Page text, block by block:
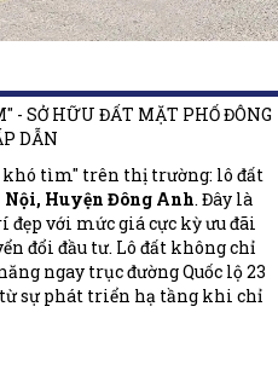
- SỞ HỮU ĐẤT MẶT PHỐ ĐÔNG
DẪN
tìm" trên thị trường: lô đất
Nội, Huyện Đông Anh. Đây là
đẹp với mức giá cực kỳ ưu đãi
đổi đầu tư. Lô đất không chỉ
ngay trục đường Quốc lộ 23
sự phát triển hạ tầng khi chỉ